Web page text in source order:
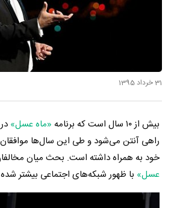
31 خرداد 1395
بیش از ۱۰ سال است که برنامه «ماه عسل»
راهی آنتن می‌شود و طی این سال‌ها موافقان
خود به همراه داشته است. بحث میان
عسل» با ظهور شبکه‌های اجتماعی بیشتر